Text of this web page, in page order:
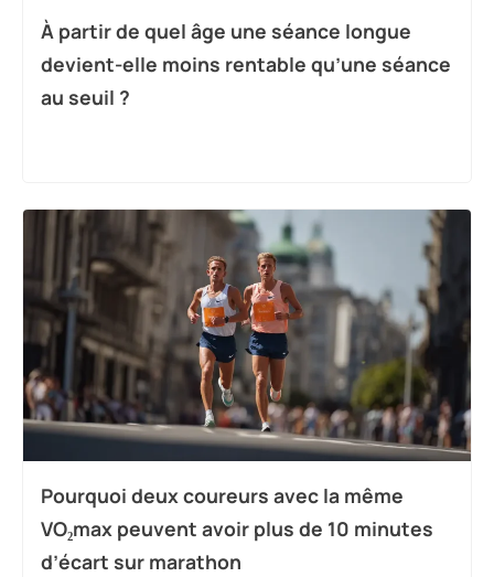
À partir de quel âge une séance longue
devient-elle moins rentable qu’une séance
au seuil ?
Pourquoi deux coureurs avec la même
VO₂max peuvent avoir plus de 10 minutes
d’écart sur marathon